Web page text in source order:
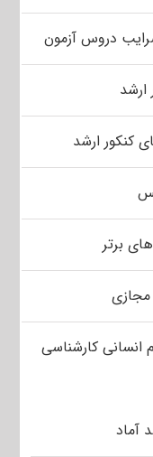
دروس آزمون
ارشد
کنکور ارشد
برتر
مجازی
انسانی کارشناسی
آماد